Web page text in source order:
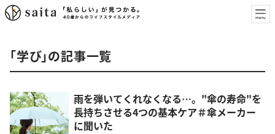
「学び」の記事一覧
雨を弾いてくれなくなる…。"傘の寿命"を
長持ちさせる4つの基本ケア＃傘メーカー
に聞いた